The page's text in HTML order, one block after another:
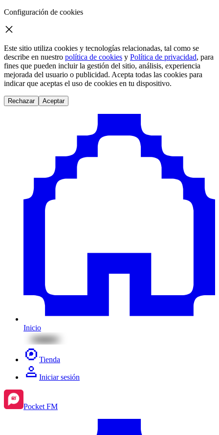
Configuración de cookies
Este sitio utiliza cookies y tecnologías relacionadas, tal como se
describe en nuestro política de cookies y Política de privacidad, para
fines que pueden incluir la gestión del sitio, análisis, experiencia
mejorada del usuario o publicidad. Acepta todas las cookies para
indicar que aceptas el uso de cookies en tu dispositivo.
Rechazar Aceptar
Inicio
Tienda
Iniciar sesión
Pocket FM